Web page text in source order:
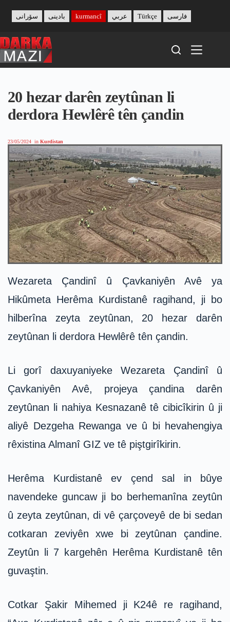
content
بادینی سۆرانی kurmancî عربي Türkçe فارسی
20 hezar darên zeytûnan li
derdora Hewlêrê tên çandin
23/05/2024 in Kurdistan
Wezareta Çandinî û Çavkaniyên Avê ya
Hikûmeta Herêma Kurdistanê ragihand, ji bo
hilberîna zeyta zeytûnan, 20 hezar darên
zeytûnan li derdora Hewlêrê tên çandin.
Li gorî daxuyaniyeke Wezareta Çandinî û
Çavkaniyên Avê, projeya çandina darên
zeytûnan li nahiya Kesnazanê tê cibicîkirin û ji
aliyê Dezgeha Rewanga ve û bi hevahengiya
rêxistina Almanî GIZ ve tê piştgirîkirin.
Herêma Kurdistanê ev çend sal in bûye
navendeke guncaw ji bo berhemanîna zeytûn
û zeyta zeytûnan, di vê çarçoveyê de bi sedan
cotkaran zeviyên xwe bi zeytûnan çandine.
Zeytûn li 7 kargehên Herêma Kurdistanê tên
guvaştin.
Cotkar Şakir Mihemed ji K24ê re ragihand,